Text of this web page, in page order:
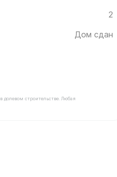
2
Дом сдан
долевом строительстве. Любая